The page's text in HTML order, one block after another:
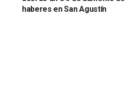
haberes en San Agustín